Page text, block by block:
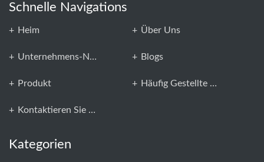
Schnelle Navigations
Heim Über Uns
Unternehmens-News Blogs
Produkt Häufig Gestellte Fragen
Kontaktieren Sie Uns
Kategorien